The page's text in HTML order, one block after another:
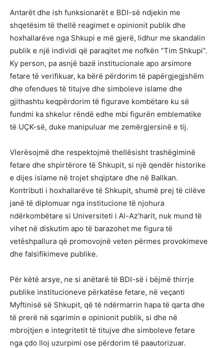
Antarët dhe ish funksionarët e BDI-së ndjekin me
shqetësim të thellë reagimet e opinionit publik dhe
hoxhallarëve nga Shkupi e më gjerë, lidhur me skandalin
publik e një individi që paraqitet me nofkën “Tim Shkupi”.
Ky person, pa asnjë bazë institucionale apo arsimore
fetare të verifikuar, ka bërë përdorim të papërgjegjshëm
dhe ofendues të titujve dhe simboleve islame dhe
gjithashtu keqpërdorim të figurave kombëtare ku së
fundmi ka shkelur rëndë edhe mbi figurën emblematike
të UÇK-së, duke manipuluar me zemërgjersinë e tij.
Vlerësojmë dhe respektojmë thellësisht trashëgiminë
fetare dhe shpirtërore të Shkupit, si një qendër historike
e dijes islame në trojet shqiptare dhe në Ballkan.
Kontributi i hoxhallarëve të Shkupit, shumë prej të cilëve
janë të diplomuar nga institucione të njohura
ndërkombëtare si Universiteti i Al-Az’harit, nuk mund të
vihet në diskutim apo të barazohet me figura të
vetëshpallura që promovojnë veten përmes provokimeve
dhe falsifikimeve publike.
Për këtë arsye, ne si anëtarë të BDI-së i bëjmë thirrje
publike institucioneve përkatëse fetare, në veçanti
Myftinisë së Shkupit, që të ndërmarrin hapa të qarta dhe
të prerë në sqarimin e opinionit publik, si dhe në
mbrojtjen e integritetit të titujve dhe simboleve fetare
nga çdo lloj uzurpimi ose përdorim të paautorizuar.